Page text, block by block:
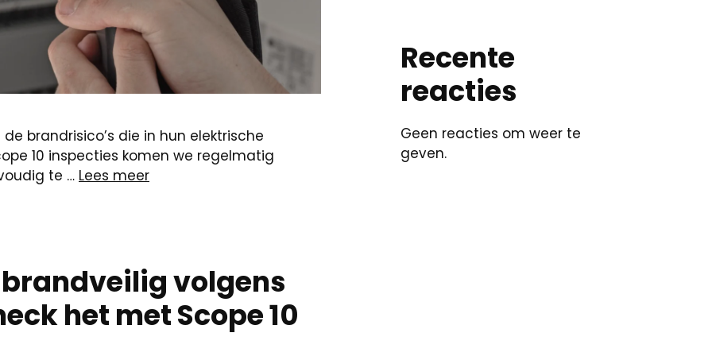
brandrisico’s die in hun elektrische
10 inspecties komen we regelmatig
te … Lees meer
volgens
het met Scope 10
Recente
reacties
Geen reacties om weer te
geven.